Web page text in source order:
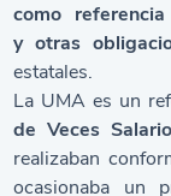
como
y otras
estatales.
La UMA es un
de Veces
realizaban
ocasionaba un